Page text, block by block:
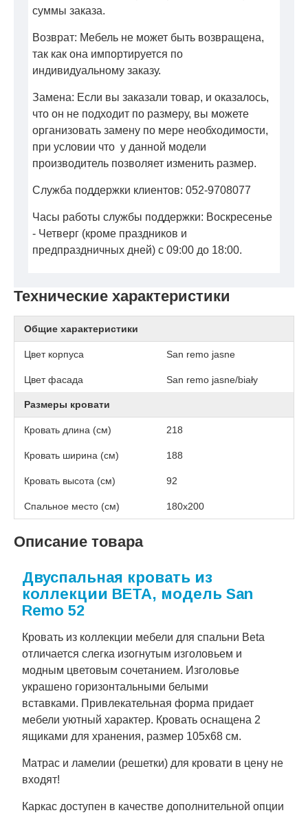
Технические характеристики
Общие характеристики
Цвет корпуса San remo jasne
Цвет фасада San remo jasne/biały
Размеры кровати
Кровать длина (см) 218
Кровать ширина (см) 188
Кровать высота (см) 92
Спальное место (см) 180х200
Описание товара
Двуспальная кровать из
коллекции BETA, модель San
Remo 52
Кровать из коллекции мебели для спальни Beta
отличается слегка изогнутым изголовьем и
модным цветовым сочетанием. Изголовье
украшено горизонтальными белыми
вставками. Привлекательная форма придает
мебели уютный характер. Кровать оснащена 2
ящиками для хранения, размер 105х68 см.
Матрас и ламелии (решетки) для кровати в цену не
входят!
Каркас доступен в качестве дополнительной опции
суммы заказа.
Возврат: Мебель не может быть возвращена,
так как она импортируется по
индивидуальному заказу.
Замена: Если вы заказали товар, и оказалось,
что он не подходит по размеру, вы можете
организовать замену по мере необходимости,
при условии что у данной модели
производитель позволяет изменить размер.
Служба поддержки клиентов: 052-9708077
Часы работы службы поддержки: Воскресенье
- Четверг (кроме праздников и
предпраздничных дней) с 09:00 до 18:00.